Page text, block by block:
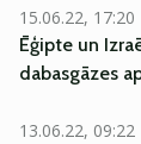
15.06.22, 17:20
Ēģipte un
dabasgāzes
13.06.22, 09:22